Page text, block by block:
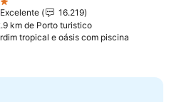
Excelente
16.219
km de Porto turistico
tropical e oásis com piscina